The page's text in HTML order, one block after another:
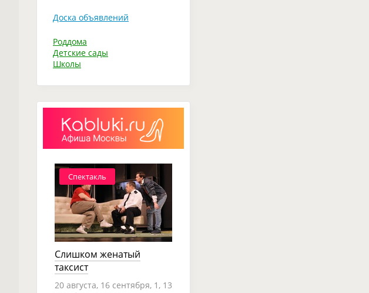
Доска объявлений
Роддома
Детские сады
Школы
Спектакль
Слишком женатый
таксист
20 августа, 16 сентября, 1, 13